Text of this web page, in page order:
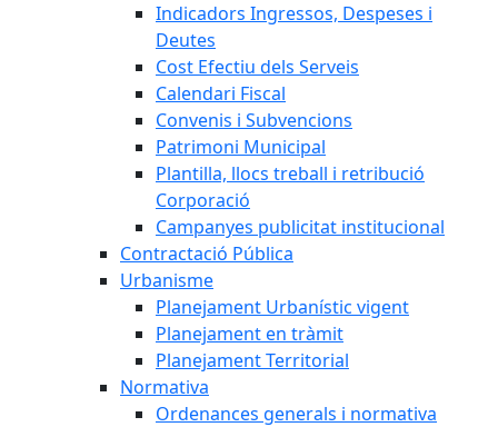
Indicadors Ingressos, Despeses i
Deutes
Cost Efectiu dels Serveis
Calendari Fiscal
Convenis i Subvencions
Patrimoni Municipal
Plantilla, llocs treball i retribució
Corporació
Campanyes publicitat institucional
Contractació Pública
Urbanisme
Planejament Urbanístic vigent
Planejament en tràmit
Planejament Territorial
Normativa
Ordenances generals i normativa